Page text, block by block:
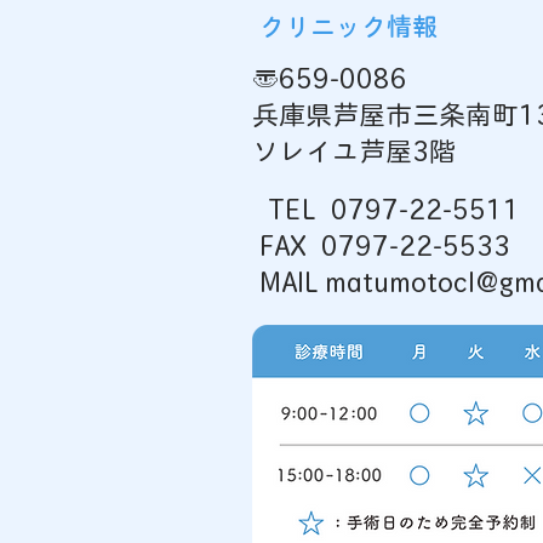
もうすぐ梅雨入りですね☔
クリニック情報
〒659-0086
兵庫県芦屋市三条南町
ソレイユ芦屋3階
TEL
0797-22-5511
FAX 0797-22-5533
MAIL